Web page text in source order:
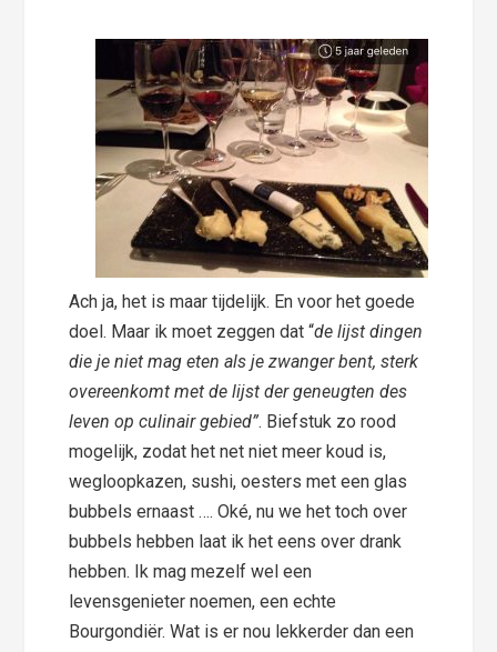
Ach ja, het is maar tijdelijk. En voor het goede
doel. Maar ik moet zeggen dat “de lijst dingen
die je niet mag eten als je zwanger bent, sterk
overeenkomt met de lijst der geneugten des
leven op culinair gebied”. Biefstuk zo rood
mogelijk, zodat het net niet meer koud is,
wegloopkazen, sushi, oesters met een glas
bubbels ernaast …. Oké, nu we het toch over
bubbels hebben laat ik het eens over drank
hebben. Ik mag mezelf wel een
levensgenieter noemen, een echte
Bourgondiër. Wat is er nou lekkerder dan een